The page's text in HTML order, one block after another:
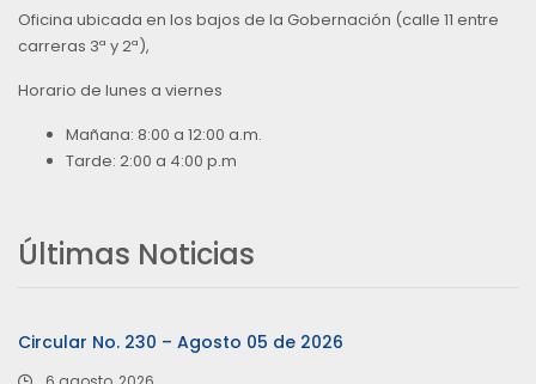
Oficina ubicada en los bajos de la Gobernación (calle 11 entre
carreras 3ª y 2ª),
Horario de lunes a viernes
Mañana: 8:00 a 12:00 a.m.
Tarde: 2:00 a 4:00 p.m
Últimas Noticias
Circular No. 230 – Agosto 05 de 2026